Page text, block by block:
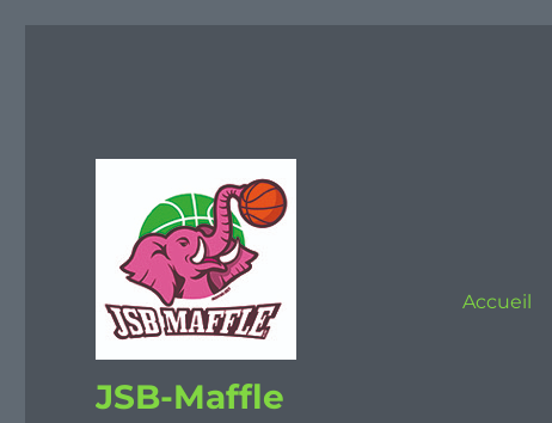
JSB-Maffle
Accueil